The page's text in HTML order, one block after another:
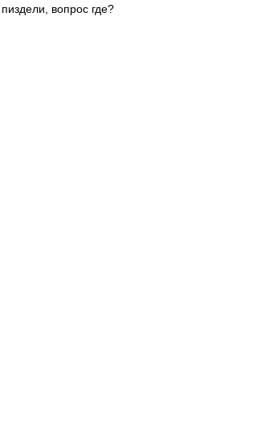
пиздели, вопрос где?